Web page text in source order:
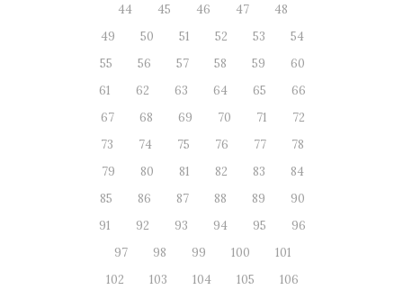
44
45 46 47
48
49
50 51 52 53
54
55
56 57 58 59
60
61
62 63 64 65
66
67
68 69 70 71
72
73
74 75 76 77
78
79
80 81 82 83
84
85
86 87 88 89
90
91
92 93 94 95
96
97
98 99 100
101
102
103 104 105
106